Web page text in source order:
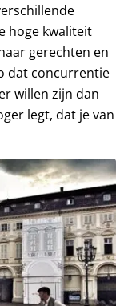
hoge kwaliteit
gerechten en
dat concurrentie
willen zijn dan
legt, dat je van